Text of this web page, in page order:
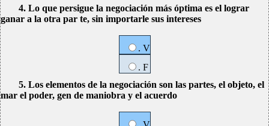
4. Lo que persigue la negociación más óptima es el lograr
ganar a la otra par te, sin importarle sus intereses
. V
. F
5. Los elementos de la negociación son las partes, el objeto, el
mar el poder, gen de maniobra y el acuerdo